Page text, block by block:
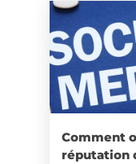
Comment
réputation